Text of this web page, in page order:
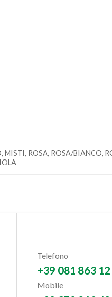
ROSA, ROSA/BIANCO,
Telefono
+39 081 863
Mobile